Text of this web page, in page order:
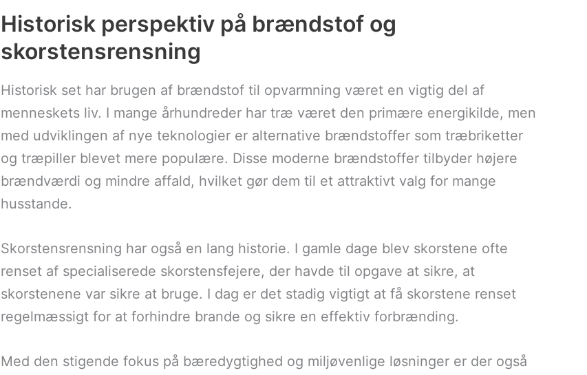
Historisk perspektiv på brændstof og
skorstensrensning
Historisk set har brugen af brændstof til opvarmning været en vigtig del af
menneskets liv. I mange århundreder har træ været den primære energikilde, men
med udviklingen af nye teknologier er alternative brændstoffer som træbriketter
og træpiller blevet mere populære. Disse moderne brændstoffer tilbyder højere
brændværdi og mindre affald, hvilket gør dem til et attraktivt valg for mange
husstande.
Skorstensrensning har også en lang historie. I gamle dage blev skorstene ofte
renset af specialiserede skorstensfejere, der havde til opgave at sikre, at
skorstenene var sikre at bruge. I dag er det stadig vigtigt at få skorstene renset
regelmæssigt for at forhindre brande og sikre en effektiv forbrænding.
Med den stigende fokus på bæredygtighed og miljøvenlige løsninger er der også